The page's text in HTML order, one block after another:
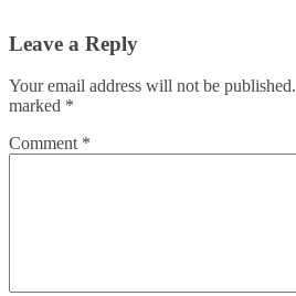
Leave a Reply
Your email address will not be published.
marked *
Comment *